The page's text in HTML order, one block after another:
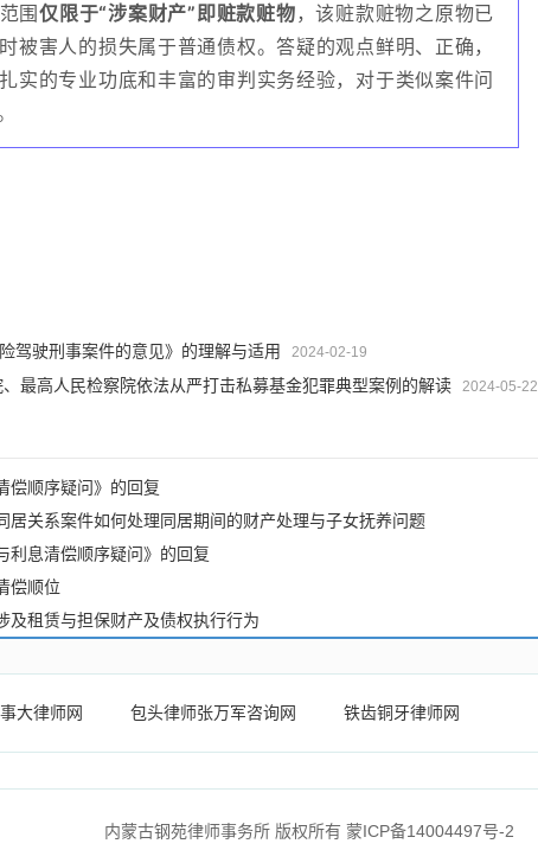
围仅限于“涉案财产”即赃款赃物 ，该赃款赃物之原物已
被害人的损失属于普通债权。答疑的观点鲜明、正确，
实的专业功底和丰富的审判实务经验，对于类似案件问
驾驶刑事案件的意见》的理解与适用 2024-02-19
最高人民检察院依法从严打击私募基金犯罪典型案例的解读 2024-05-22
偿顺序疑问》的回复
居关系案件如何处理同居期间的财产处理与子女抚养问题
利息清偿顺序疑问》的回复
偿顺位
及租赁与担保财产及债权执行行为
大律师网 包头律师张万军咨询网 铁齿铜牙律师网
内蒙古钢苑律师事务所 版权所有 蒙ICP备14004497号-2